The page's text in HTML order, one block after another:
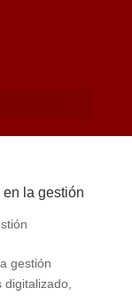
la gestión
gestión